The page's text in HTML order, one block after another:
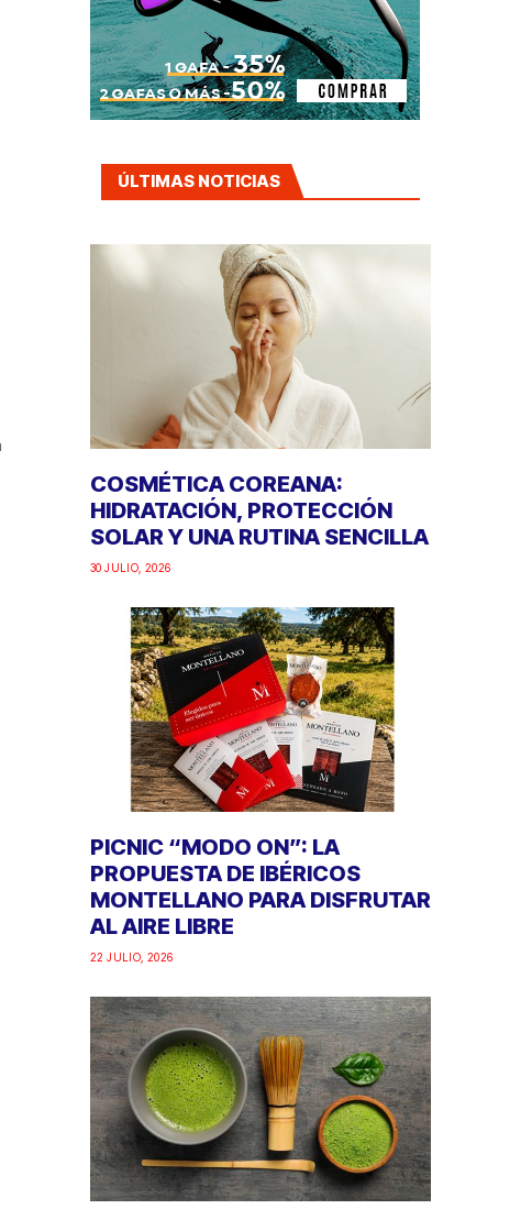
ÚLTIMAS NOTICIAS
COSMÉTICA COREANA:
HIDRATACIÓN, PROTECCIÓN
SOLAR Y UNA RUTINA SENCILLA
30 JULIO, 2026
PICNIC “MODO ON”: LA
PROPUESTA DE IBÉRICOS
MONTELLANO PARA DISFRUTAR
AL AIRE LIBRE
22 JULIO, 2026